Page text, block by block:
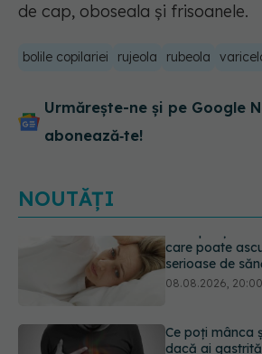
de cap, oboseala şi frisoanele.
bolile copilariei rujeola rubeola
Urmărește-ne și pe Google
abonează‑te!
NOUTĂȚI
Ce poți mânca
dacă ai